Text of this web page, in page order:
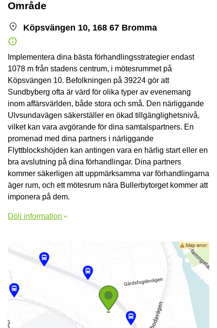
Område
Köpsvängen 10, 168 67 Bromma
Implementera dina bästa förhandlingsstrategier endast
1078 m från stadens centrum, i mötesrummet på
Köpsvängen 10. Befolkningen på 39224 gör att
Sundbyberg ofta är värd för olika typer av evenemang
inom affärsvärlden, både stora och små. Den närliggande
Ulvsundavägen säkerställer en ökad tillgänglighetsnivå,
vilket kan vara avgörande för dina samtalspartners. En
promenad med dina partners i närliggande
Flyttblockshöjden kan antingen vara en härlig start eller en
bra avslutning på dina förhandlingar. Dina partners
kommer säkerligen att uppmärksamma var förhandlingarna
äger rum, och ett mötesrum nära Bullerbytorget kommer att
imponera på dem.
Dölj information